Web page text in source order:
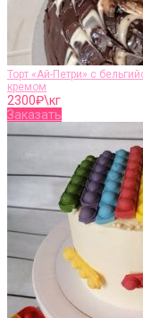
Торт «Ай-Петри» с
кремом
2300₽\кг
Заказать